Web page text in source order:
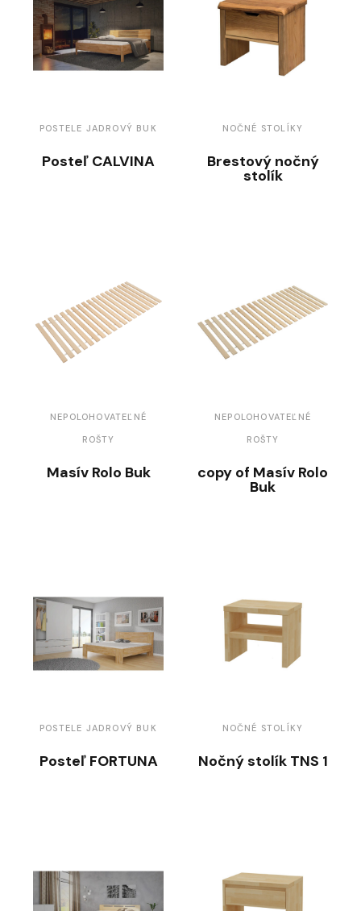
POSTELE JADROVÝ BUK
Posteľ CALVINA
NOČNÉ STOLÍKY
Brestový nočný
stolík
NEPOLOHOVATEĽNÉ
ROŠTY
Masív Rolo Buk
NEPOLOHOVATEĽNÉ
ROŠTY
copy of Masív Rolo
Buk
POSTELE JADROVÝ BUK
Posteľ FORTUNA
NOČNÉ STOLÍKY
Nočný stolík TNS 1